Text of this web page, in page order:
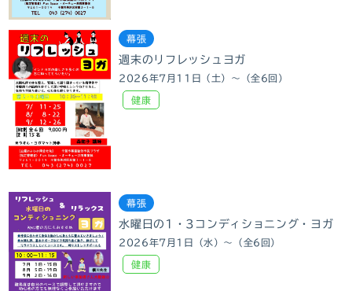
幕張
週末のリフレッシュヨガ
2026年7月11日（土）～（全6回）
健康
幕張
水曜日の1・3コンディショニング・ヨガ
2026年7月1日（水）～（全6回）
健康